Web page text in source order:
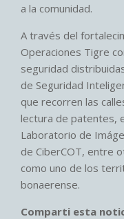
a la comunidad.
A través del
Operaciones Tigre
seguridad
de Seguridad
que recorren las
lectura de patentes,
Laboratorio de
de CiberCOT, entre
como uno de los
bonaerense.
Comparti esta